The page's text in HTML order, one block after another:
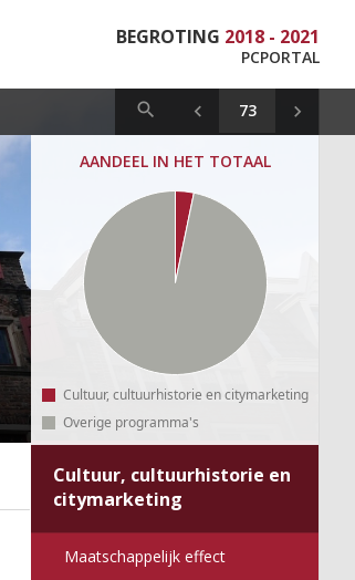
BEGROTING 2018 - 2021
PCPORTAL
AANDEEL IN HET TOTAAL
Cultuur, cultuurhistorie en citymarketing
Overige programma's
Cultuur, cultuurhistorie en
citymarketing
Maatschappelijk effect